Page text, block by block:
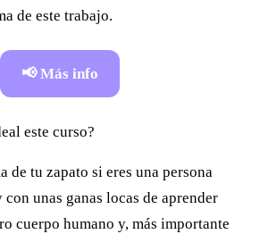
de este trabajo.
📢 Más info
este curso?
de tu zapato si eres una persona
unas ganas locas de aprender
cuerpo humano y, más importante